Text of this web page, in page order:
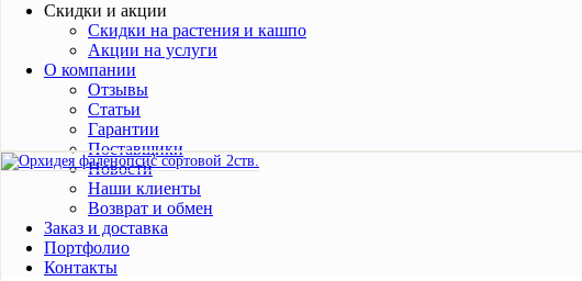
Скидки и акции
Скидки на растения и кашпо
Акции на услуги
О компании
Отзывы
Статьи
Гарантии
Поставщики
Новости
Наши клиенты
Возврат и обмен
Заказ и доставка
Портфолио
Контакты